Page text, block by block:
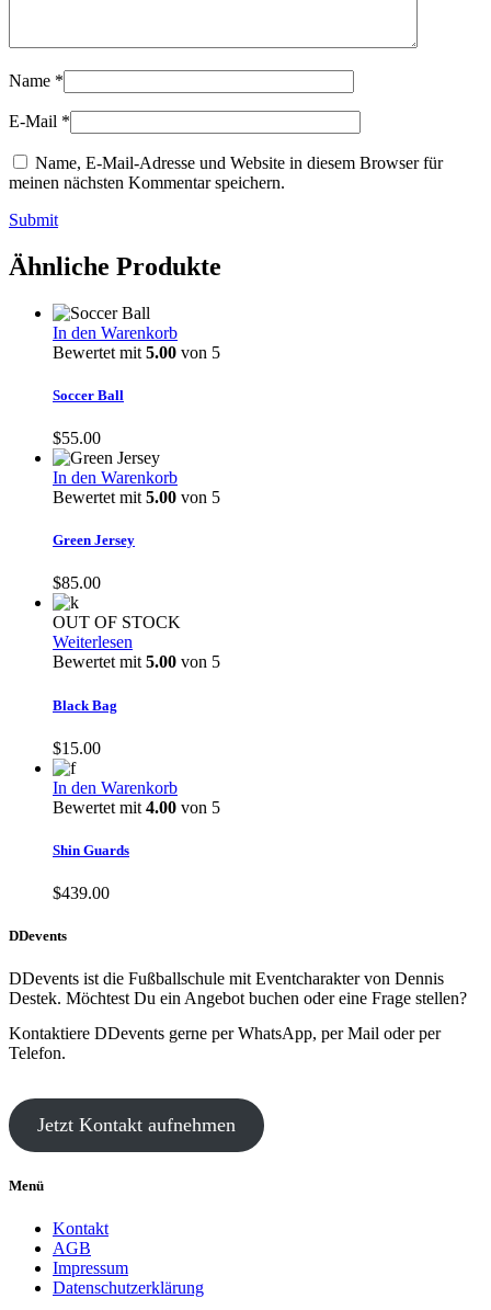
Name *
E-Mail *
Name, E-Mail-Adresse und Website in diesem Browser für
meinen nächsten Kommentar speichern.
Submit
Ähnliche Produkte
In den Warenkorb
Bewertet mit 5.00 von 5
Soccer Ball
$55.00
In den Warenkorb
Bewertet mit 5.00 von 5
Green Jersey
$85.00
OUT OF STOCK
Weiterlesen
Bewertet mit5.00 von 5
Black Bag
$15.00
In den Warenkorb
Bewertet mit 4.00 von 5
Shin Guards
$439.00
DDevents
DDevents ist die Fußballschule mit Eventcharakter von Dennis
Destek. Möchtest Du ein Angebot buchen oder eine Frage stellen?
Kontaktiere DDevents gerne per WhatsApp, per Mail oder per
Telefon.
Jetzt Kontakt aufnehmen
Menü
Kontakt
AGB
Impressum
Datenschutzerklärung